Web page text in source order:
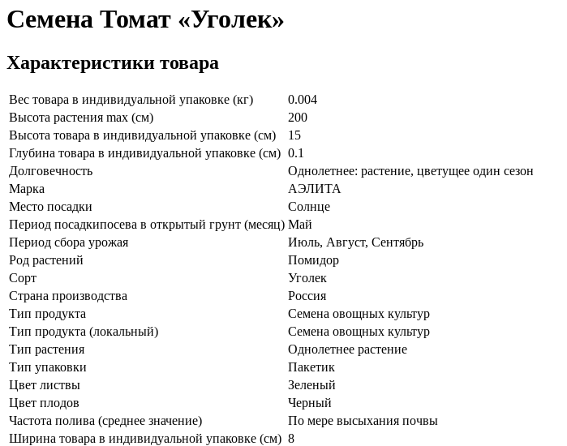
Семена Томат «Уголек»
Характеристики товара
Вес товара в индивидуальной упаковке (кг)
0.004
Высота растения max (см)
200
Высота товара в индивидуальной упаковке (см)
15
Глубина товара в индивидуальной упаковке (см) 0.1
Долговечность
Однолетнее: растение, цветущее один сезон
Марка
АЭЛИТА
Место посадки
Солнце
Период посадкипосева в открытый грунт (месяц) Май
Период сбора урожая
Июль, Август, Сентябрь
Род растений
Помидор
Сорт
Уголек
Страна производства
Россия
Тип продукта
Семена овощных культур
Тип продукта (локальный)
Семена овощных культур
Тип растения
Однолетнее растение
Тип упаковки
Пакетик
Цвет листвы
Зеленый
Цвет плодов
Черный
Частота полива (среднее значение)
По мере высыхания почвы
Ширина товара в индивидуальной упаковке (см) 8